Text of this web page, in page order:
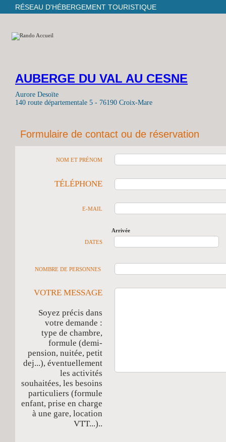
RÉSEAU D'HÉBERGEMENT TOURISTIQUE
AUBERGE DU VAL AU CESNE
Aurore Desoïte
140 route départementale 5 - 76190 Croix-Mare
Formulaire de contact ou de réservation
NOM ET PRÉNOM
TÉLÉPHONE
E-MAIL
Arrivée
DATES
NOMBRE DE PERSONNES
VOTRE MESSAGE
Soyez précis dans
votre demande :
type de chambre,
formule (demi-
pension, nuitée, petit
dej...), éventuellement
les activités
souhaitées, les besoins
particuliers (formule
enfant, prise en charge
à une gare, location
VTT...)..